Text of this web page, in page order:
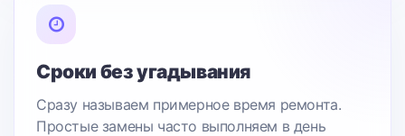
Сроки без угадывания
Сразу называем примерное время ремонта.
Простые замены часто выполняем в день